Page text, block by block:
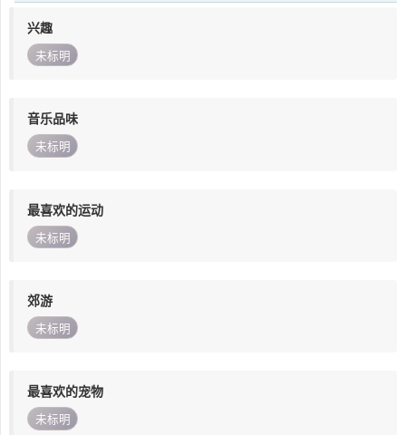
兴趣
未标明
音乐品味
未标明
最喜欢的运动
未标明
郊游
未标明
最喜欢的宠物
未标明